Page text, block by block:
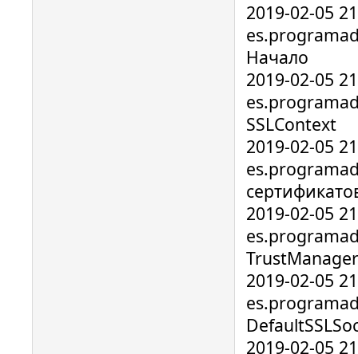
2019-02-05
Начало
2019-02-05
SSLContext
2019-02-05
2019-02-05
TrustManager
2019-02-05
2019-02-05